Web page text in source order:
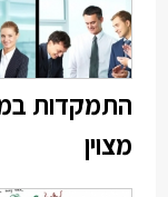
התמקדות
מצוין